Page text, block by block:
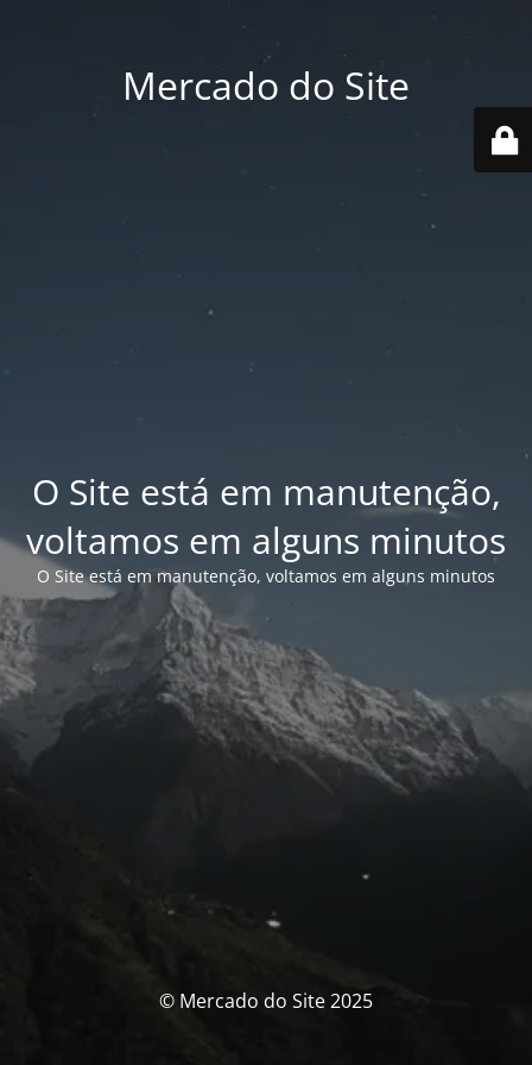
Mercado do Site
O Site está em manutenção,
voltamos em alguns minutos
O Site está em manutenção, voltamos em alguns minutos
© Mercado do Site 2025